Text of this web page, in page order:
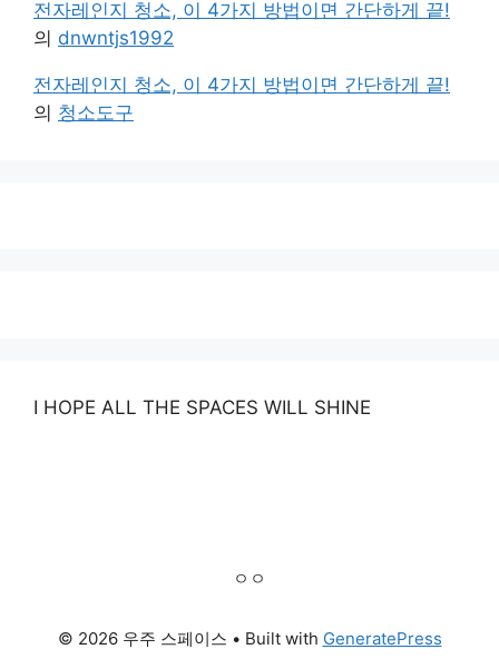
전자레인지 청소, 이 4가지 방법이면 간단하게 끝!
의 dnwntjs1992
전자레인지 청소, 이 4가지 방법이면 간단하게 끝!
의 청소도구
I HOPE ALL THE SPACES WILL SHINE
ㅇㅇ
© 2026 우주 스페이스 • Built with GeneratePress